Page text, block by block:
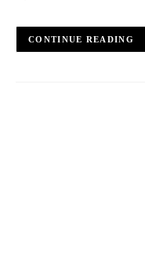
CONTINUE READING